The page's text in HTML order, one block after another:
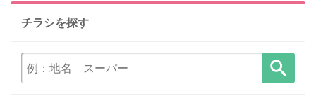
チラシを探す